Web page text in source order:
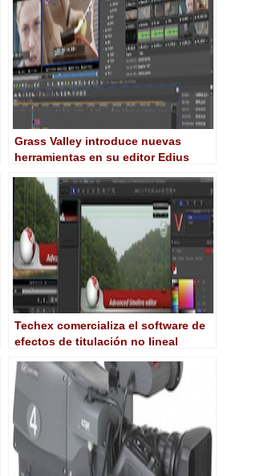
Grass Valley introduce nuevas
herramientas en su editor Edius
Techex comercializa el software de
efectos de titulación no lineal